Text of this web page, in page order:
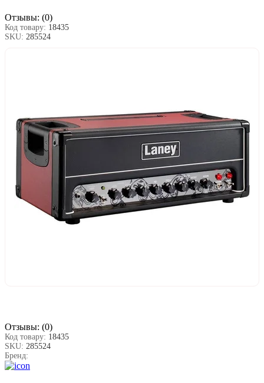
Отзывы: (0)
Код товару: 18435
SKU: 285524
Отзывы: (0)
Код товару: 18435
SKU: 285524
Бренд: